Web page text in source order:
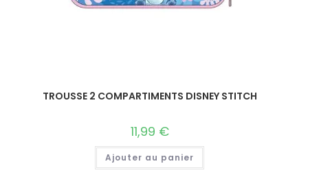
TROUSSE 2 COMPARTIMENTS DISNEY STITCH
11,99 €
Ajouter au panier